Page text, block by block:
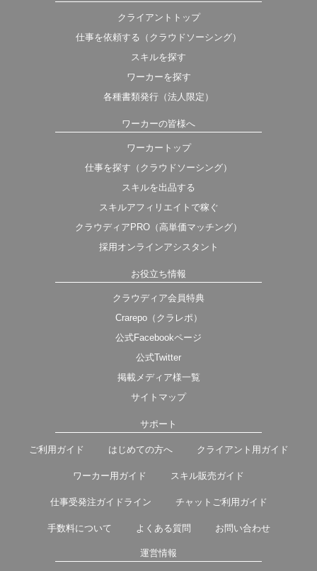
クライアントトップ
仕事を依頼する（クラウドソーシング）
スキルを探す
ワーカーを探す
各種書類発行（法人限定）
ワーカーの皆様へ
ワーカートップ
仕事を探す（クラウドソーシング）
スキルを出品する
スキルアフィリエイトで稼ぐ
クラウディアPRO（高単価マッチング）
採用オンラインアシスタント
お役立ち情報
クラウディア会員特典
Crarepo（クラレポ）
公式Facebookページ
公式Twitter
掲載メディア様一覧
サイトマップ
サポート
ご利用ガイド はじめての方へ クライアント用ガイド
ワーカー用ガイド スキル販売ガイド
仕事受発注ガイドライン チャットご利用ガイド
手数料について よくある質問 お問い合わせ
運営情報